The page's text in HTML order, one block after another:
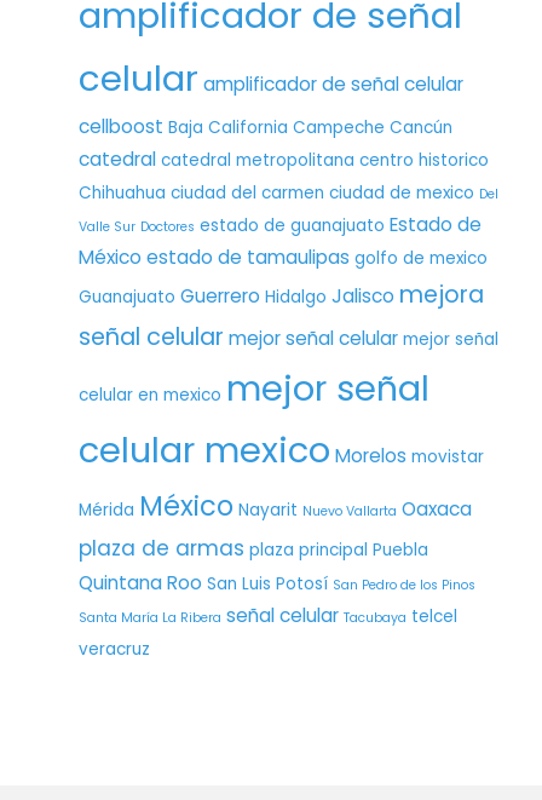
amplificador de señal
celular amplificador de señal celular
cellboost Baja California Campeche Cancún
catedral catedral metropolitana centro historico
Chihuahua ciudad del carmen ciudad de mexico Del
Valle Sur Doctores estado de guanajuato Estado de
México estado de tamaulipas golfo de mexico
Guanajuato Guerrero Hidalgo Jalisco mejora
señal celular mejor señal celular mejor señal
celular en mexico mejor señal
celular mexico Morelos movistar
Mérida México Nayarit Nuevo Vallarta Oaxaca
plaza de armas plaza principal Puebla
Quintana Roo San Luis Potosí San Pedro de los Pinos
Santa María La Ribera señal celular Tacubaya telcel
veracruz